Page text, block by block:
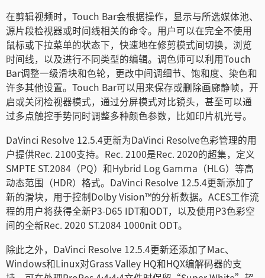
Poland
Portugal
Singapore
South Africa
Spain
Sweden
中华台北
Turkey
UAE
Ukraine
United Kingdom
在剪辑视频时，Touch Bar会根据操作，显示与所选媒体池、
源片段检视器或时间线相关的命令。用户可以在完全不使用
鼠标或下拉菜单的状态下，快速地在修剪模式间切换，浏览
时间线，以及进行不同类型的编辑。调色师可以利用Touch
Bar调整一级滑块和色轮，更改中间调细节、饱和度、染色和
许多其他设置。Touch Bar可以用来保存或删除画廊静帧，开
启或关闭检视器模式，通过分屏模式对比镜头，甚至可以通
过多点触控手势同时调整多种颜色参数，比如印片机光号。
DaVinci Resolve 12.5.4更新为DaVinci Resolve色彩管理的用
户提供Rec. 2100支持。Rec. 2100是Rec. 2020的超集，定义
SMPTE ST.2084（PQ）和Hybrid Log Gamma（HLG）等高
动态范围（HDR）格式。DaVinci Resolve 12.5.4更新添加了
新的滑块，用于控制Dolby Vision™的分析数据。ACES工作流
程的用户将获得全新P3-D65 IDT和ODT，以及使用P3色彩空
间的全新Rec. 2020 ST.2084 1000nit ODT。
除此之外，DaVinci Resolve 12.5.4更新还添加了Mac、
Windows和Linux对Grass Valley HQ和HQX编解码器的支